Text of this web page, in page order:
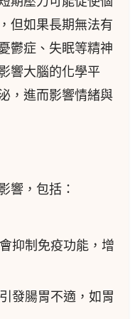
但如果長期無法有
鬱症、失眠等精神
響大腦的化學平
，進而影響情緒與
響，包括：
抑制免疫功能，增
發腸胃不適，如胃